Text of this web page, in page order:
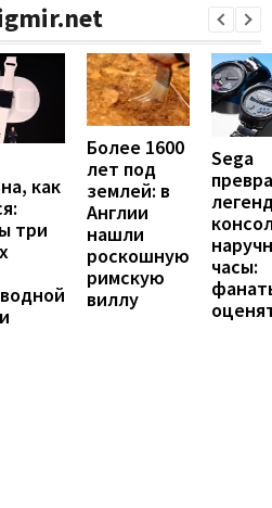
как
три
Более 1600
лет под
землей: в
Англии
нашли
роскошную
римскую
виллу
Sega
часы: